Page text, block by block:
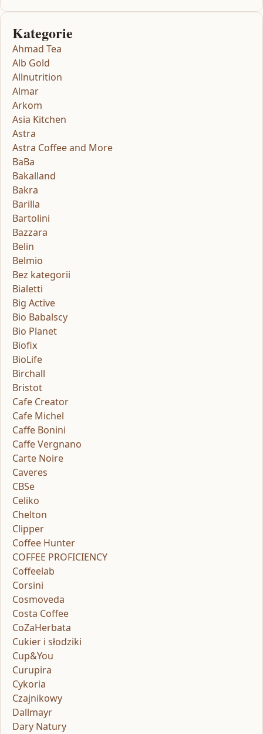
Kategorie
Ahmad Tea
Alb Gold
Allnutrition
Almar
Arkom
Asia Kitchen
Astra
Astra Coffee and More
BaBa
Bakalland
Bakra
Barilla
Bartolini
Bazzara
Belin
Belmio
Bez kategorii
Bialetti
Big Active
Bio Babalscy
Bio Planet
Biofix
BioLife
Birchall
Bristot
Cafe Creator
Cafe Michel
Caffe Bonini
Caffe Vergnano
Carte Noire
Caveres
CBSe
Celiko
Chelton
Clipper
Coffee Hunter
COFFEE PROFICIENCY
Coffeelab
Corsini
Cosmoveda
Costa Coffee
CoZaHerbata
Cukier i słodziki
Cup&You
Curupira
Cykoria
Czajnikowy
Dallmayr
Dary Natury